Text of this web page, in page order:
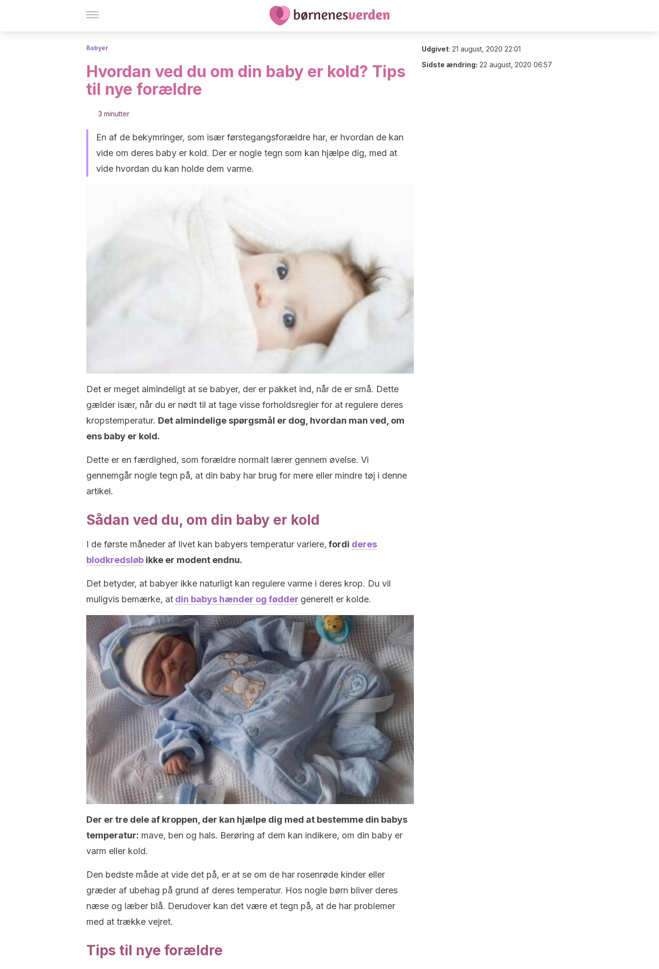
Babyer
Hvordan ved du om din baby er kold? Tips
til nye forældre
3 minutter
En af de bekymringer, som især førstegangsforældre har, er hvordan de kan
vide om deres baby er kold. Der er nogle tegn som kan hjælpe dig, med at
vide hvordan du kan holde dem varme.
Det er meget almindeligt at se babyer, der er pakket ind, når de er små. Dette
gælder især, når du er nødt til at tage visse forholdsregler for at regulere deres
kropstemperatur. Det almindelige spørgsmål er dog, hvordan man ved, om
ens baby er kold.
Dette er en færdighed, som forældre normalt lærer gennem øvelse. Vi
gennemgår nogle tegn på, at din baby har brug for mere eller mindre tøj i denne
artikel.
Sådan ved du, om din baby er kold
I de første måneder af livet kan babyers temperatur variere, fordi deres
blodkredsløb ikke er modent endnu.
Det betyder, at babyer ikke naturligt kan regulere varme i deres krop. Du vil
muligvis bemærke, at din babys hænder og fødder generelt er kolde.
Der er tre dele af kroppen, der kan hjælpe dig med at bestemme din babys
temperatur: mave, ben og hals. Berøring af dem kan indikere, om din baby er
varm eller kold.
Den bedste måde at vide det på, er at se om de har rosenrøde kinder eller
græder af ubehag på grund af deres temperatur. Hos nogle børn bliver deres
næse og læber blå. Derudover kan det være et tegn på, at de har problemer
med at trække vejret.
Tips til nye forældre
Udgivet: 21 august, 2020 22:01
Sidste ændring: 22 august, 2020 06:57